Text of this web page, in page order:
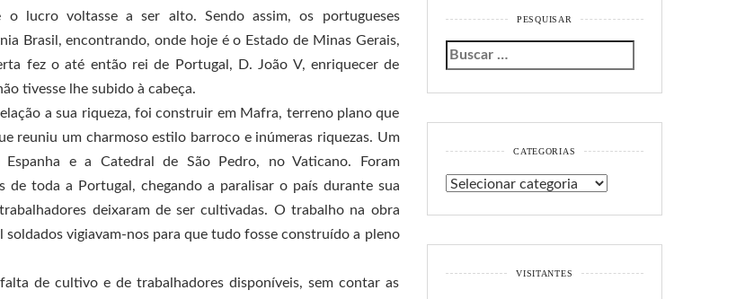
lucro voltasse a ser alto. Sendo assim, os portugueses
Brasil, encontrando, onde hoje é o Estado de Minas Gerais,
fez o até então rei de Portugal, D. João V, enriquecer de
tivesse lhe subido à cabeça.
a sua riqueza, foi construir em Mafra, terreno plano que
reuniu um charmoso estilo barroco e inúmeras riquezas. Um
e a Catedral de São Pedro, no Vaticano. Foram
de toda a Portugal, chegando a paralisar o país durante sua
deixaram de ser cultivadas. O trabalho na obra
vigiavam-nos para que tudo fosse construído a pleno
de cultivo e de trabalhadores disponíveis, sem contar as
PESQUISAR
CATEGORIAS
Categorias
VISITANTES